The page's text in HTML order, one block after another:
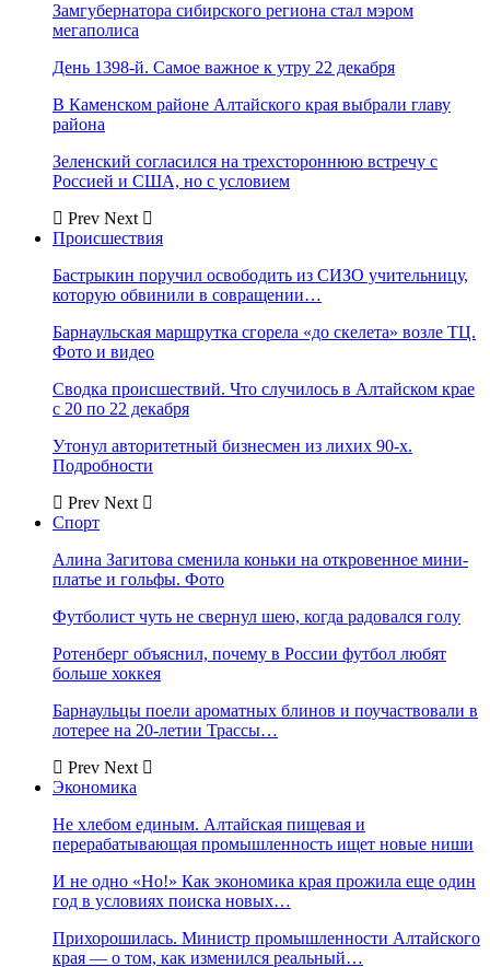
Замгубернатора сибирского региона стал мэром
мегаполиса
День 1398-й. Самое важное к утру 22 декабря
В Каменском районе Алтайского края выбрали главу
района
Зеленский согласился на трехстороннюю встречу с
Россией и США, но с условием
Prev Next
Происшествия
Бастрыкин поручил освободить из СИЗО учительницу,
которую обвинили в совращении…
Барнаульская маршрутка сгорела «до скелета» возле ТЦ.
Фото и видео
Сводка происшествий. Что случилось в Алтайском крае
с 20 по 22 декабря
Утонул авторитетный бизнесмен из лихих 90-х.
Подробности
Prev Next
Спорт
Алина Загитова сменила коньки на откровенное мини-
платье и гольфы. Фото
Футболист чуть не свернул шею, когда радовался голу
Ротенберг объяснил, почему в России футбол любят
больше хоккея
Барнаульцы поели ароматных блинов и поучаствовали в
лотерее на 20-летии Трассы…
Prev Next
Экономика
Не хлебом единым. Алтайская пищевая и
перерабатывающая промышленность ищет новые ниши
И не одно «Но!» Как экономика края прожила еще один
год в условиях поиска новых…
Прихорошилась. Министр промышленности Алтайского
края — о том, как изменился реальный…